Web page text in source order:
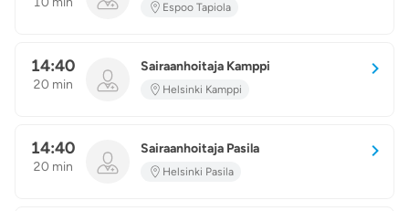
Espoo Tapiola
14:40
20 min
Sairaanhoitaja Kamppi
Helsinki Kamppi
14:40
20 min
Sairaanhoitaja Pasila
Helsinki Pasila